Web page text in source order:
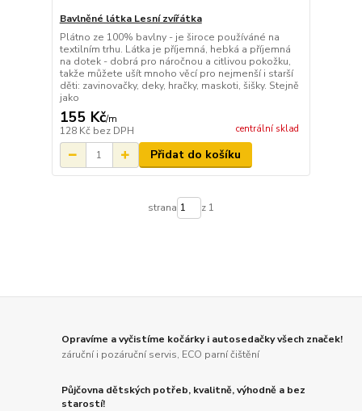
Bavlněné látka Lesní zvířátka
Plátno ze 100% bavlny - je široce používáné na
textilním trhu. Látka je příjemná, hebká a příjemná
na dotek - dobrá pro náročnou a citlivou pokožku,
takže můžete ušít mnoho věcí pro nejmenší i starší
děti: zavinovačky, deky, hračky, maskoti, šišky. Stejně
jako
155 Kč/m
128 Kč bez DPH centrální sklad
Přidat do košíku
strana z 1
Opravíme a vyčistíme kočárky i autosedačky všech značek!
záruční i pozáruční servis, ECO parní čištění
Půjčovna dětských potřeb, kvalitně, výhodně a bez
starostí!